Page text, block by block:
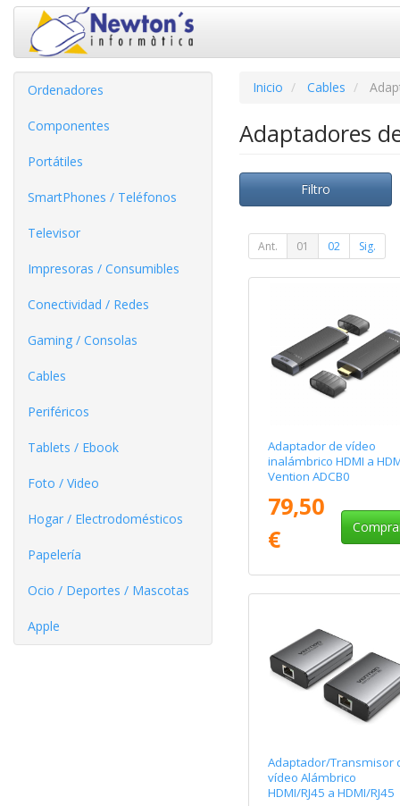
Ordenadores
Componentes
Portátiles
SmartPhones / Teléfonos
Televisor
Impresoras / Consumibles
Conectividad / Redes
Gaming / Consolas
Cables
Periféricos
Tablets / Ebook
Foto / Video
Hogar / Electrodomésticos
Papelería
Ocio / Deportes / Mascotas
Apple
Inicio Cables
Adaptadores
Filtro
Ant. 01 02 Sig.
Adaptador de vídeo
inalámbrico HDMI a
Vention ADCB0
79,50
€
Adaptador/Transmisor
vídeo Alámbrico
HDMI/RJ45 a HDMI/RJ45